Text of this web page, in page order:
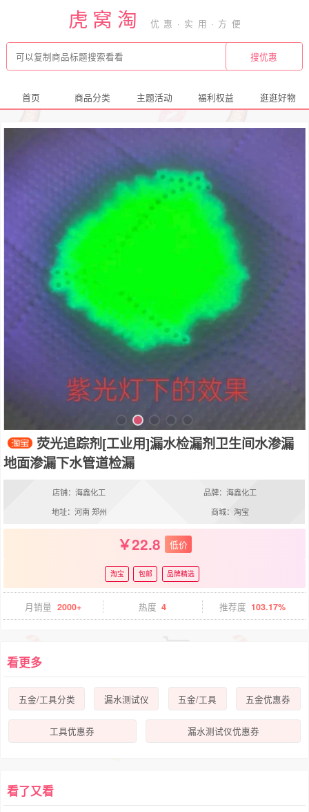
虎窝淘
首页 商品分类 主题活动 福利权益 逛逛好物
荧光追踪剂[工业用]漏水检漏剂卫生间水渗漏
地面渗漏下水管道检漏
店铺：海鑫化工
品牌：海鑫化工
地址：河南 郑州
商城：淘宝
22.8 低价
淘宝 包邮 品牌精选
月销量 2000+ 热度 4 推荐度 103.17%
看更多
五金/工具分类 漏水测试仪 五金/工具 五金优惠券
工具优惠券 漏水测试仪优惠券
看了又看